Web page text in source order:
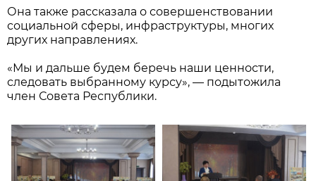
Она также рассказала о совершенствовании
социальной сферы, инфраструктуры, многих
других направлениях.
«Мы и дальше будем беречь наши ценности,
следовать выбранному курсу», — подытожила
член Совета Республики.